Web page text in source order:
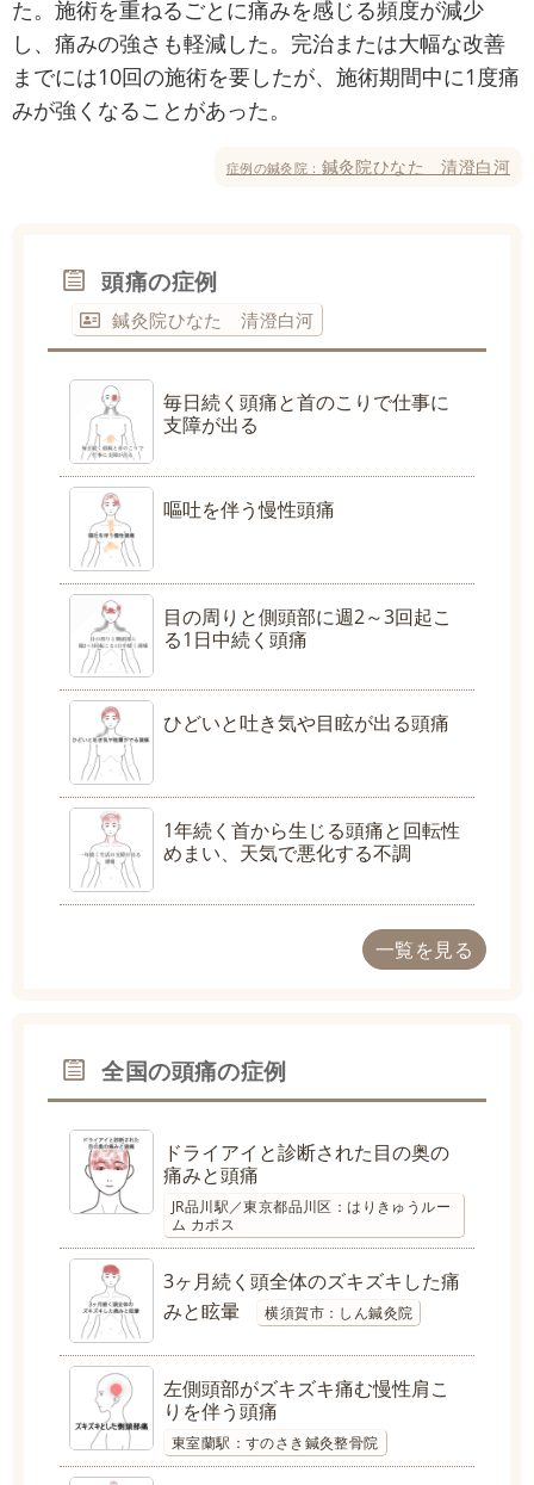
た。施術を重ねるごとに痛みを感じる頻度が減少
し、痛みの強さも軽減した。完治または大幅な改善
までには10回の施術を要したが、施術期間中に1度痛
みが強くなることがあった。
症例の鍼灸院： 鍼灸院ひなた 清澄白河
頭痛の症例
鍼灸院ひなた 清澄白河
毎日続く頭痛と首のこりで仕事に
支障が出る
嘔吐を伴う慢性頭痛
目の周りと側頭部に週2～3回起こ
る1日中続く頭痛
ひどいと吐き気や目眩が出る頭痛
1年続く首から生じる頭痛と回転性
めまい、天気で悪化する不調
一覧を見る
全国の頭痛の症例
ドライアイと診断された目の奥の
痛みと頭痛
JR品川駅／東京都品川区：はりきゅうルー
ム カポス
3ヶ月続く頭全体のズキズキした痛
みと眩暈
横須賀市：しん鍼灸院
左側頭部がズキズキ痛む慢性肩こ
りを伴う頭痛
東室蘭駅：すのさき鍼灸整骨院